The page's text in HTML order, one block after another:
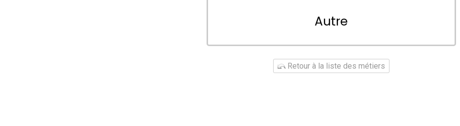
Autre
Retour à la liste des métiers